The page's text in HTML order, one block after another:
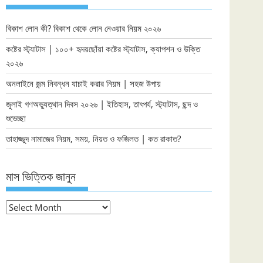
বিকাশ লোন কী? বিকাশ থেকে লোন নেওয়ার নিয়ম ২০২৬
কষ্টের স্ট্যাটাস | ১০০+ হৃদয়ছোঁয়া কষ্টের স্ট্যাটাস, ক্যাপশন ও উক্তি
২০২৬
অনলাইনে জন্ম নিবন্ধন যাচাই করার নিয়ম | সহজ উপায়
জুলাই গণঅভ্যুত্থান দিবস ২০২৬ | ইতিহাস, তাৎপর্য, স্ট্যাটাস, ছন্দ ও
শুভেচ্ছা
তাহাজ্জুদ নামাজের নিয়ম, সময়, নিয়ত ও ফজিলত | কত রাকাত?
মাস ভিত্তিক জানুন
মাস